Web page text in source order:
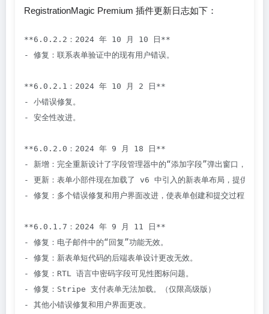
RegistrationMagic Premium 插件更新日志如下：
**6.0.2.2：2024 年 10 月 10 日**
- 修复：联系表单验证中的现有用户错误。
**6.0.2.1：2024 年 10 月 2 日**
- 小错误修复。
- 安全性改进。
**6.0.2.0：2024 年 9 月 18 日**
- 新增：完全重新设计了字段管理器中的“添加字段”弹出窗口，采用
- 更新：表单小部件现在加载了 v6 中引入的新表单布局，提供增强
- 修复：多个错误修复和用户界面改进，使表单创建和提交过程更加
**6.0.1.7：2024 年 9 月 11 日**
- 修复：电子邮件中的“回复”功能无效。
- 修复：新表单短代码的后端表单设计更改无效。
- 修复：RTL 语言中密码字段可见性图标问题。
- 修复：Stripe 支付表单无法加载。（仅限高级版）
- 其他小错误修复和用户界面更改。